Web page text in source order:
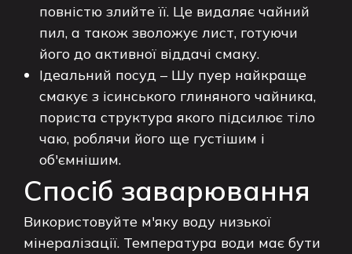
повністю злийте її. Це видаляє чайний
пил, а також зволожує лист, готуючи
його до активної віддачі смаку.
Ідеальний посуд – Шу пуер найкраще
смакує з ісинського глиняного чайника,
пориста структура якого підсилює тіло
чаю, роблячи його ще густішим і
об'ємнішим.
Спосіб заварювання
Використовуйте м'яку воду низької
мінералізації. Температура води має бути